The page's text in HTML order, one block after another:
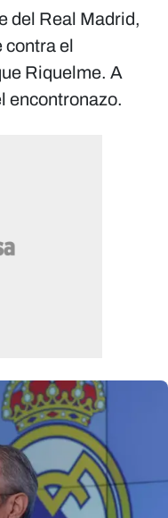
del Real Madrid,
contra el
Riquelme. A
encontronazo.